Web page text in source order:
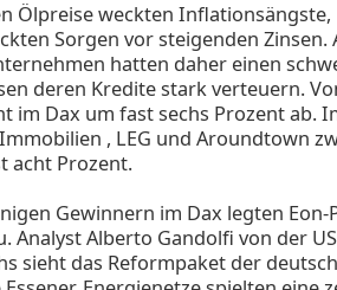
Ölpreise weckten Inflationsängste,
Sorgen vor steigenden Zinsen.
hatten daher einen
deren Kredite stark verteuern.
im Dax um fast sechs Prozent ab.
, LEG und Aroundtown
acht Prozent.
Gewinnern im Dax legten
Analyst Alberto Gandolfi von der
sieht das Reformpaket der